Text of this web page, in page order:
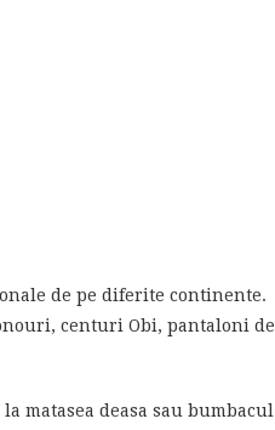
de pe diferite continente.
centuri Obi, pantaloni de
matasea deasa sau bumbacul